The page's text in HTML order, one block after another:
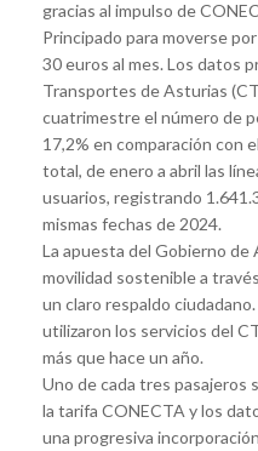
gracias al impulso de
Principado para moverse
30 euros al mes. Los datos
Transportes de Asturias
cuatrimestre el número de
17,2% en comparación con
total, de enero a abril las
usuarios, registrando
mismas fechas de 2024.
La apuesta del Gobierno
movilidad sostenible a
un claro respaldo
utilizaron los servicios del
más que hace un año.
Uno de cada tres pasajeros
la tarifa CONECTA y los
una progresiva